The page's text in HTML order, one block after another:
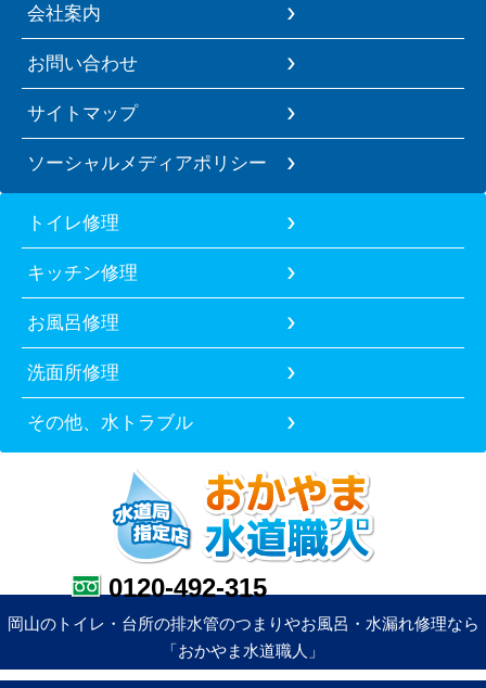
会社案内
お問い合わせ
サイトマップ
ソーシャルメディアポリシー
トイレ修理
キッチン修理
お風呂修理
洗面所修理
その他、水トラブル
0120-492-315
岡山のトイレ・台所の排水管のつまりやお風呂・水漏れ修理なら
「おかやま水道職人」